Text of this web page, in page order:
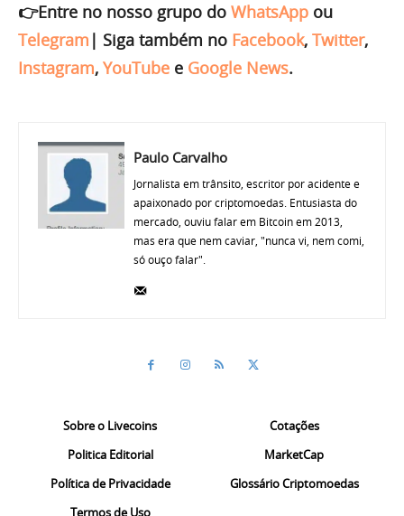
👉Entre no nosso grupo do WhatsApp ou
Telegram | Siga também no Facebook, Twitter,
Instagram, YouTube e Google News.
Paulo Carvalho
Jornalista em trânsito, escritor por acidente e
apaixonado por criptomoedas. Entusiasta do
mercado, ouviu falar em Bitcoin em 2013,
mas era que nem caviar, "nunca vi, nem comi,
só ouço falar".
Sobre o Livecoins
Politica Editorial
Política de Privacidade
Termos de Uso
Cotações
MarketCap
Glossário Criptomoedas